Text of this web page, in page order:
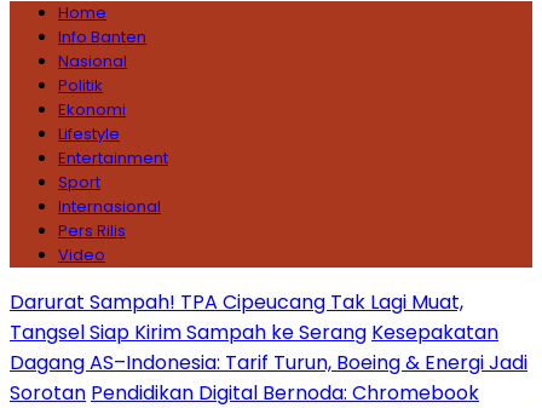
Home
Info Banten
Nasional
Politik
Ekonomi
Lifestyle
Entertainment
Sport
Internasional
Pers Rilis
Video
Darurat Sampah! TPA Cipeucang Tak Lagi Muat,
Tangsel Siap Kirim Sampah ke Serang Kesepakatan
Dagang AS–Indonesia: Tarif Turun, Boeing & Energi Jadi
Sorotan Pendidikan Digital Bernoda: Chromebook